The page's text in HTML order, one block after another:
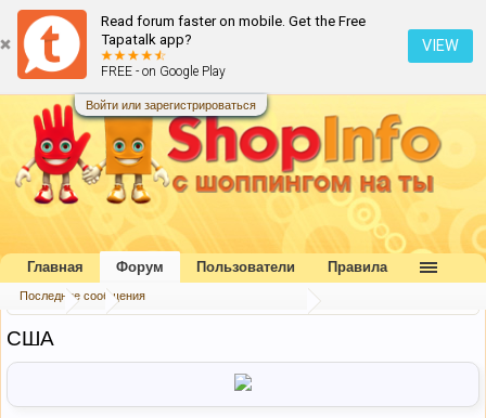
Read forum faster on mobile. Get the Free
Tapatalk app?
FREE - on Google Play
VIEW
Войти или зарегистрироваться
Форум ... Каталог интернет-магазинов
США
Главная Форум
Последние сообщения
Пользователи Правила